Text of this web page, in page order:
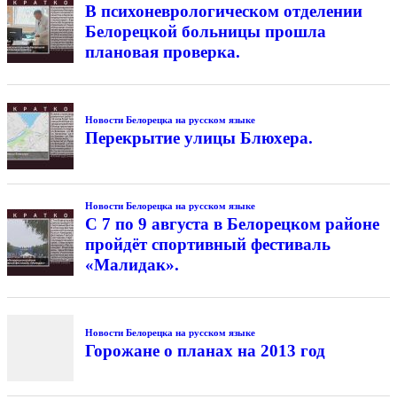
В психоневрологическом отделении
Белорецкой больницы прошла
плановая проверка.
Новости Белорецка на русском языке
Перекрытие улицы Блюхера.
Новости Белорецка на русском языке
С 7 по 9 августа в Белорецком районе
пройдёт спортивный фестиваль
«Малидак».
Новости Белорецка на русском языке
Горожане о планах на 2013 год